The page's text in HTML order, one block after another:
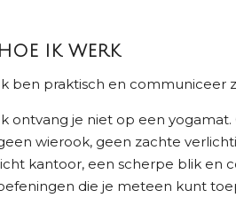
HOE IK WERK
ben praktisch en communiceer
ontvang je niet op een yogamat.
wierook, geen zachte
kantoor, een scherpe blik en
die je meteen kunt